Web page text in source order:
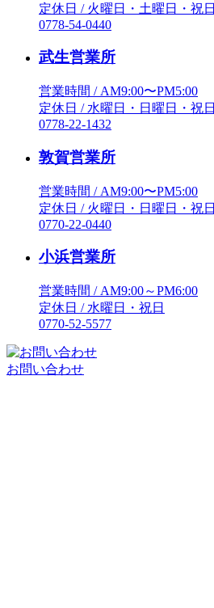
定休日 / 火曜日・土曜日・祝日
0778-54-0440
武生営業所
営業時間 / AM9:00〜PM5:00
定休日 / 水曜日・日曜日・祝日
0778-22-1432
敦賀営業所
営業時間 / AM9:00〜PM5:00
定休日 / 火曜日・日曜日・祝日
0770-22-0440
小浜営業所
営業時間 / AM9:00～PM6:00
定休日 / 水曜日・祝日
0770-52-5577
お問い合わせ